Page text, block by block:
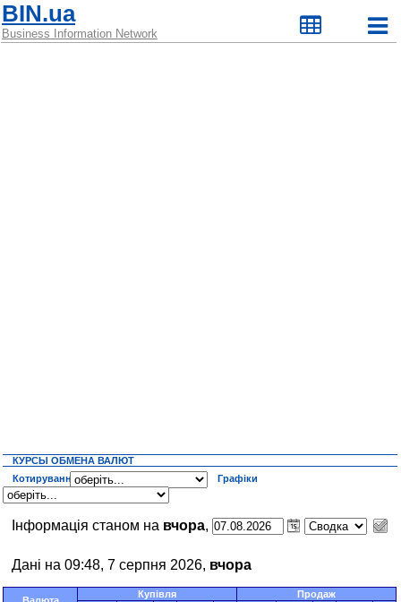
BIN.ua
Business Information Network
КУРСЫ ОБМЕНА ВАЛЮТ
Котирування
Графіки
Інформація станом на вчора,
Дані на 09:48, 7 серпня 2026, вчора
Купівля
Продаж